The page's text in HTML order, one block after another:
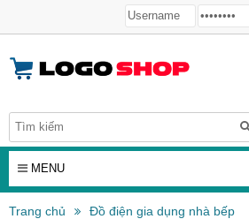
MENU
Trang chủ Đồ điện gia dụng nhà bếp